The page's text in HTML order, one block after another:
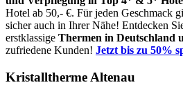
Hotel ab 50,- €. Für jeden Geschmack
sicher auch in Ihrer Nähe! Entdecken
erstklassige Thermen in Deutschland
zufriedene Kunden! Jetzt bis zu 50%
Kristalltherme Altenau